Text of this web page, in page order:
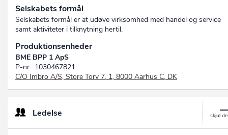
Selskabets formål
Selskabets formål er at udøve virksomhed med handel og service
samt aktiviteter i tilknytning hertil.
Produktionsenheder
BME BPP 1 ApS
P-nr.: 1030467821
C/O Imbro A/S, Store Torv 7, 1, 8000 Aarhus C, DK
Ledelse